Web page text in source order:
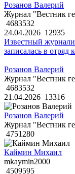
Розанов Валерий
Журнал "Вестник
4683532
24.04.2026 12935
Известный
записалась в отряд
Розанов Валерий
Журнал "Вестник
4683532
21.04.2026 13316
Розанов Валерий
Журнал "Вестник
4751280
Каймин Михаил
mkaymin2000
4509595